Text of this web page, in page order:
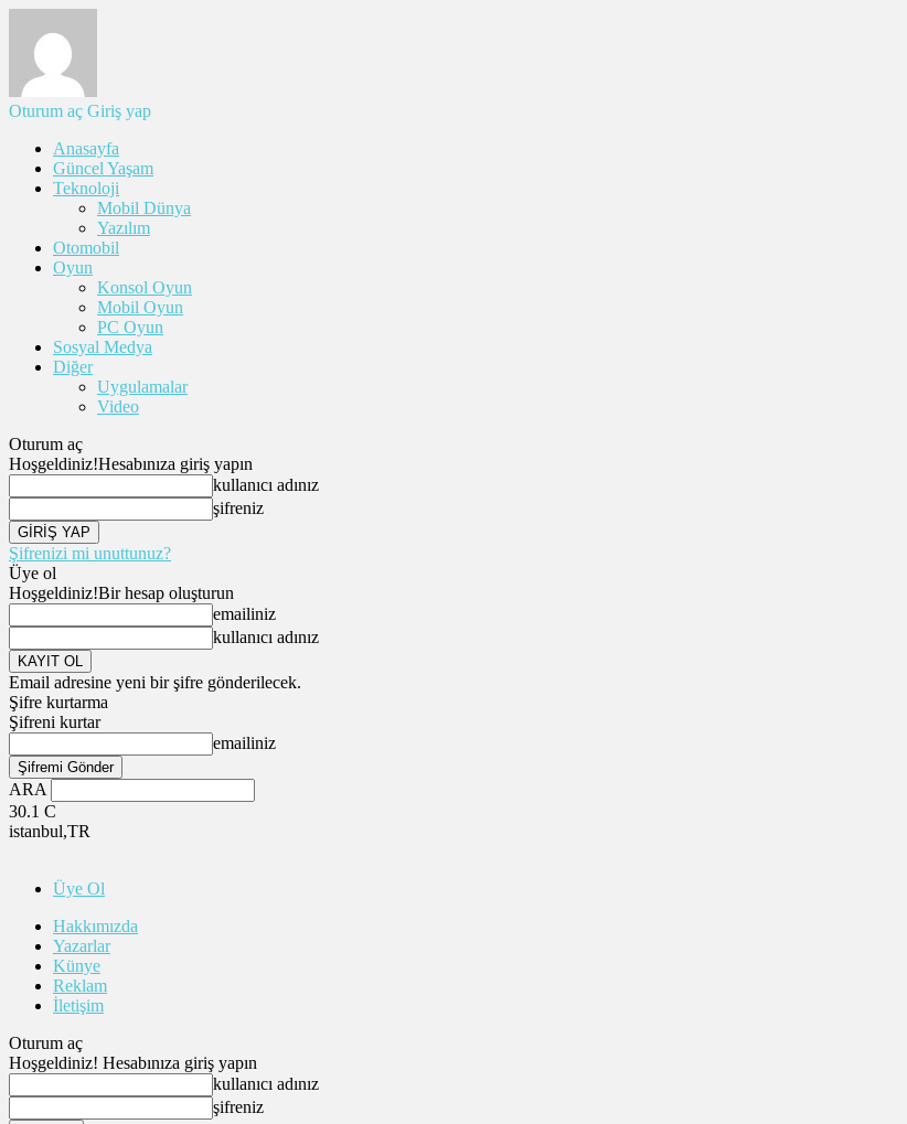
Oturum aç Giriş yap
Anasayfa
Güncel Yaşam
Teknoloji
Mobil Dünya
Yazılım
Otomobil
Oyun
Konsol Oyun
Mobil Oyun
PC Oyun
Sosyal Medya
Diğer
Uygulamalar
Video
Oturum aç
Hoşgeldiniz!Hesabınıza giriş yapın
kullanıcı adınız
şifreniz
Şifrenizi mi unuttunuz?
Üye ol
Hoşgeldiniz!Bir hesap oluşturun
emailiniz
kullanıcı adınız
Email adresine yeni bir şifre gönderilecek.
Şifre kurtarma
Şifreni kurtar
emailiniz
ARA
30.1 C
istanbul,TR
Üye Ol
Hakkımızda
Yazarlar
Künye
Reklam
İletişim
Oturum aç
Hoşgeldiniz! Hesabınıza giriş yapın
kullanıcı adınız
şifreniz